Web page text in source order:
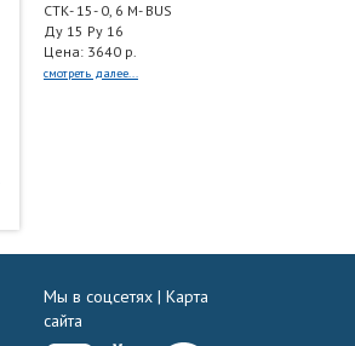
СТК- 15- 0, 6 M- BUS
Ду 15 Ру 16
Цена: 3640 р.
смотреть далее...
Мы в соцсетях | Карта
сайта